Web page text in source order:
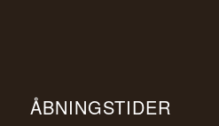
ÅBNINGSTIDER